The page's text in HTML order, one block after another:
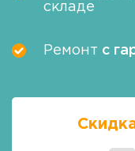
складе
Ремонт с